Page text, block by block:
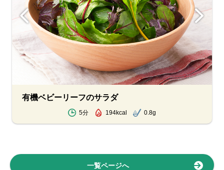
有機ベビーリーフのサラダ
5分 194kcal 0.8g
一覧ページへ